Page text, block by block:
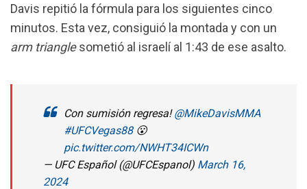
Davis repitió la fórmula para los siguientes cinco
minutos. Esta vez, consiguió la montada y con un
arm trianglesometió al israelí al 1:43 de ese asalto.
Con sumisión regresa!@MikeDavisMMA
#UFCVegas88😮
pic.twitter.com/NWHT34ICWn
— UFC Español (@UFCEspanol) March 16,
2024